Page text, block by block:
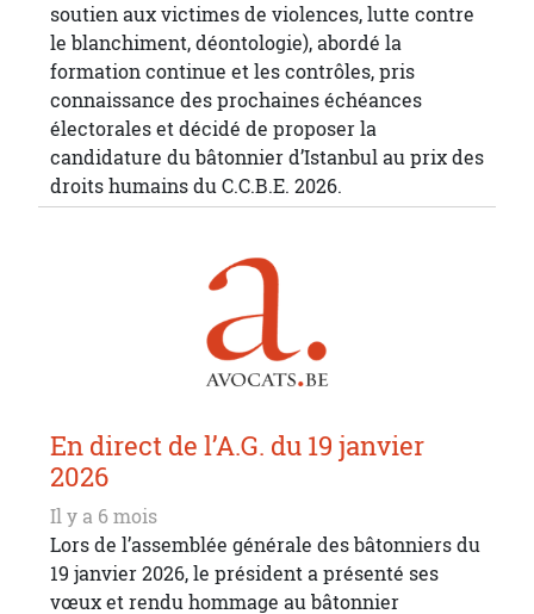
soutien aux victimes de violences, lutte contre
le blanchiment, déontologie), abordé la
formation continue et les contrôles, pris
connaissance des prochaines échéances
électorales et décidé de proposer la
candidature du bâtonnier d’Istanbul au prix des
droits humains du C.C.B.E. 2026.
En direct de l’A.G. du 19 janvier
2026
Il y a 6 mois
Lors de l’assemblée générale des bâtonniers du
19 janvier 2026, le président a présenté ses
vœux et rendu hommage au bâtonnier